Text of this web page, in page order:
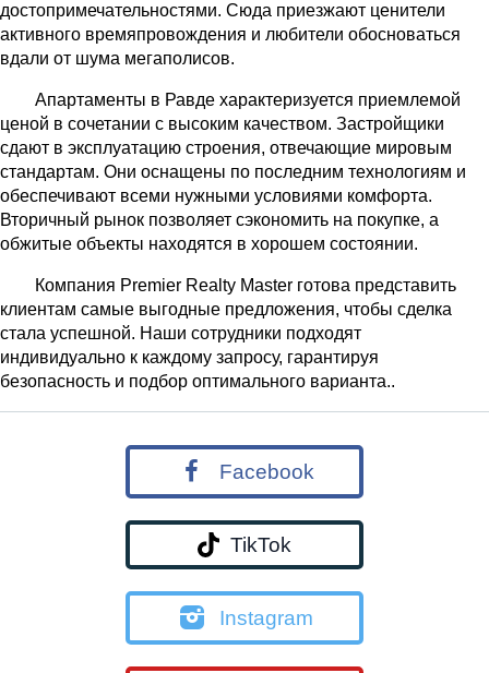
достопримечательностями. Сюда приезжают ценители
активного времяпровождения и любители обосноваться
вдали от шума мегаполисов.
Апартаменты в Равде характеризуется приемлемой
ценой в сочетании с высоким качеством. Застройщики
сдают в эксплуатацию строения, отвечающие мировым
стандартам. Они оснащены по последним технологиям и
обеспечивают всеми нужными условиями комфорта.
Вторичный рынок позволяет сэкономить на покупке, а
обжитые объекты находятся в хорошем состоянии.
Компания Premier Realty Master готова представить
клиентам самые выгодные предложения, чтобы сделка
стала успешной. Наши сотрудники подходят
индивидуально к каждому запросу, гарантируя
безопасность и подбор оптимального варианта..
Facebook
TikTok
Instagram